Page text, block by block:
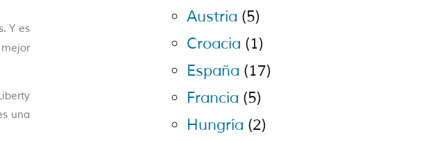
Y es
una
Austria (5)
Croacia (1)
España (17)
Francia (5)
Hungría (2)